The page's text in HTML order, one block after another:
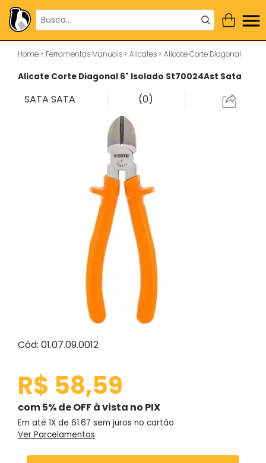
Home > Ferramentas Manuais > Alicates > Alicate Corte Diagonal
Alicate Corte Diagonal 6" Isolado St70024Ast Sata
SATASATA (0)
Cód: 01.07.09.0012
R$ 58,59
com 5% de OFF à vista no PIX
Em até 1X de 61.67 sem juros no cartão
Ver Parcelamentos